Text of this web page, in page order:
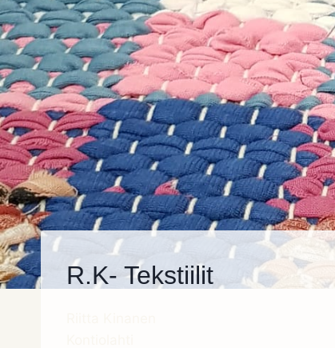
R.K- Tekstiilit